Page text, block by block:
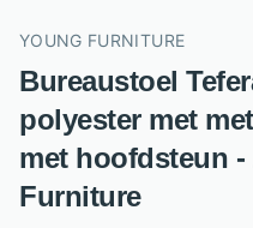
YOUNG FURNITURE
Bureaustoel
polyester met
met hoofdsteun -
Furniture